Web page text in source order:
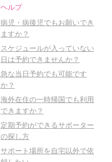
ヘルプ
病児・病後児でもお願いでき
ますか？
スケジュールが入っていない
日は予約できませんか？
急な当日予約でも可能です
か？
海外在住の一時帰国でも利用
できますか？
定期予約ができるサポーター
の探し方
サポート場所を自宅以外で依